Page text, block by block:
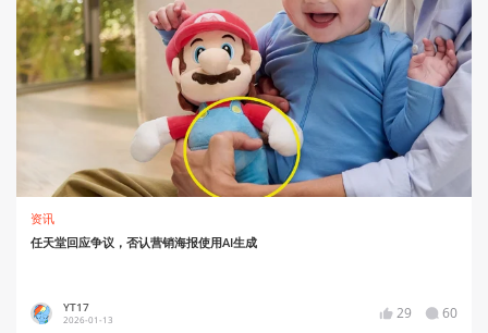
资讯
任天堂回应争议，否认营销海报使用AI生成
YT17
2026-01-13 29 60